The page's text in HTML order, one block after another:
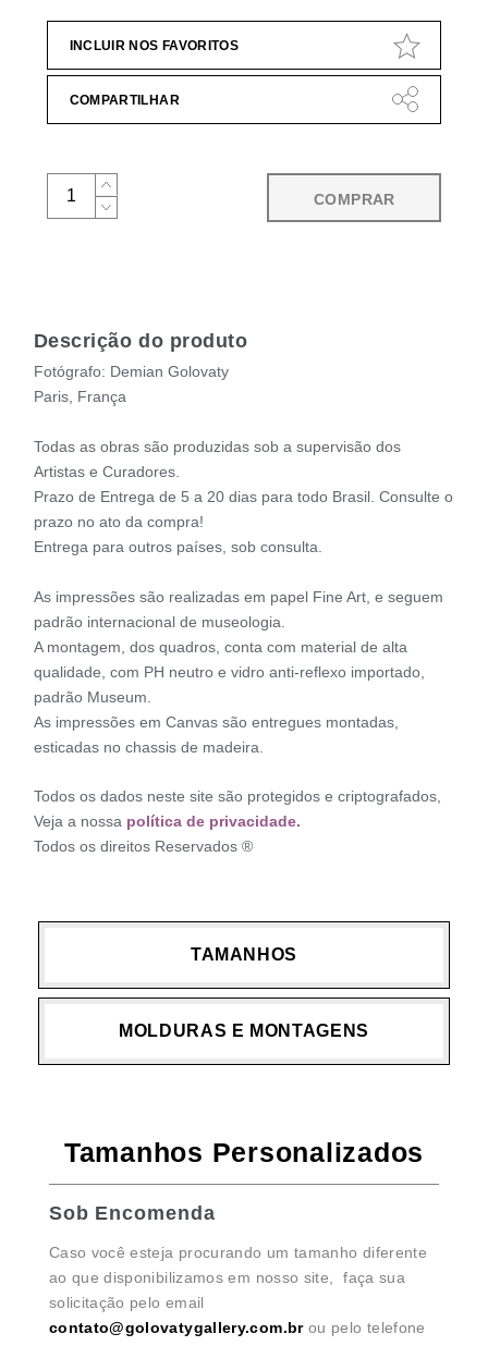
INCLUIR NOS FAVORITOS
COMPARTILHAR
COMPRAR
Descrição do produto
Fotógrafo: Demian Golovaty
Paris, França
Todas as obras são produzidas sob a supervisão dos
Artistas e Curadores.
Prazo de Entrega de 5 a 20 dias para todo Brasil. Consulte o
prazo no ato da compra!
Entrega para outros países, sob consulta.
As impressões são realizadas em papel Fine Art, e seguem
padrão internacional de museologia.
A montagem, dos quadros, conta com material de alta
qualidade, com PH neutro e vidro anti-reflexo importado,
padrão Museum.
As impressões em Canvas são entregues montadas,
esticadas no chassis de madeira.
Todos os dados neste site são protegidos e criptografados,
Veja a nossa política de privacidade.
Todos os direitos Reservados ®
TAMANHOS
MOLDURAS E MONTAGENS
Tamanhos Personalizados
Sob Encomenda
Caso você esteja procurando um tamanho diferente
ao que disponibilizamos em nosso site, faça sua
solicitação pelo email
contato@golovatygallery.com.brou pelo telefone